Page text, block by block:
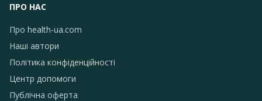
ПРО НАС
Про health-ua.com
Наші автори
Політика конфіденційності
Центр допомоги
Публічна оферта